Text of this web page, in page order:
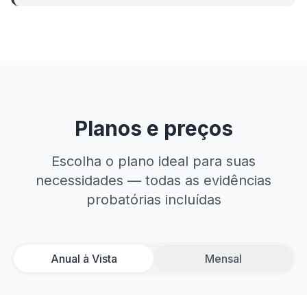
Planos e preços
Escolha o plano ideal para suas
necessidades — todas as evidências
probatórias incluídas
Anual à Vista Mensal